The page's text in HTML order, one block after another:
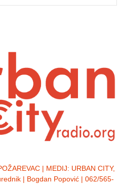
| MEDIJ: URBAN CITY,
| Bogdan Popović | 062/565-